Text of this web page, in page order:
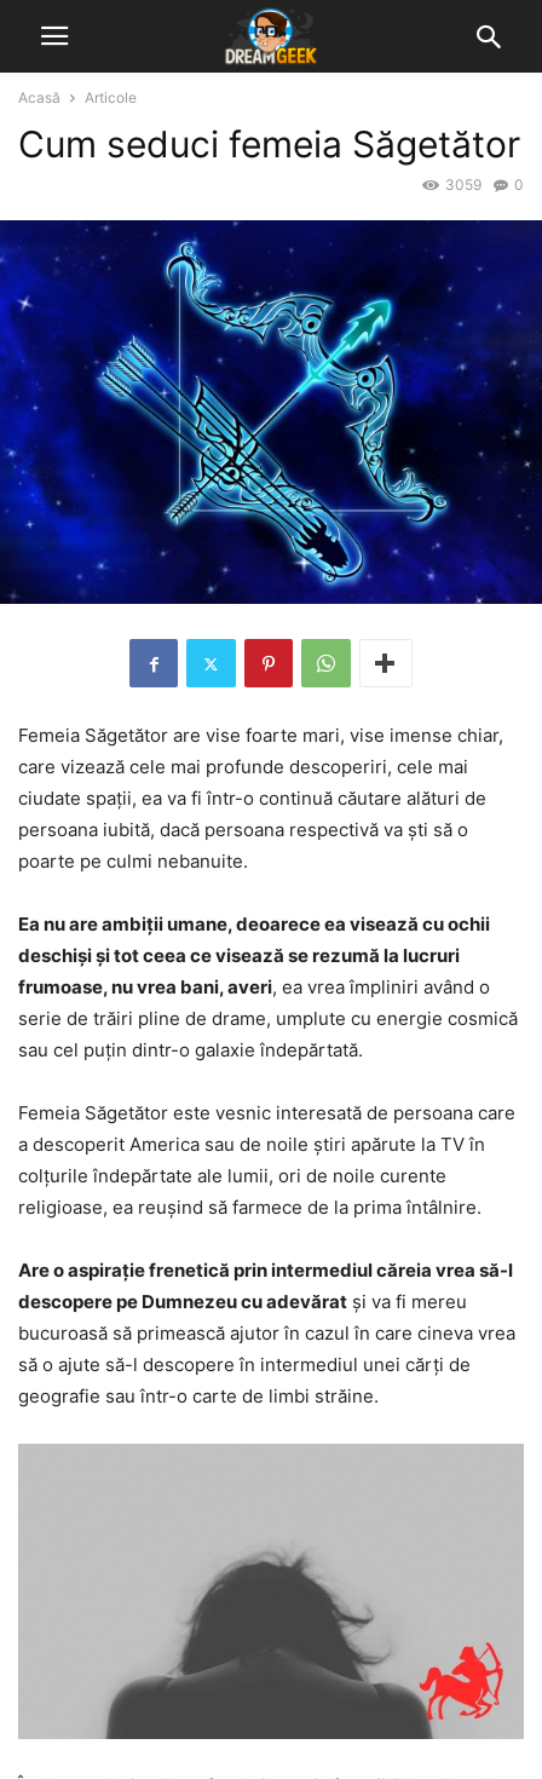
Acasă Articole
Cum seduci femeia Săgetător
0
3059
Femeia Săgetător are vise foarte mari, vise imense chiar,
care vizează cele mai profunde descoperiri, cele mai
ciudate spații, ea va fi într-o continuă căutare alături de
persoana iubită, dacă persoana respectivă va ști să o
poarte pe culmi nebanuite.
Ea nu are ambiții umane, deoarece ea visează cu ochii
deschiși și tot ceea ce visează se rezumă la lucruri
frumoase, nu vrea bani, averi, ea vrea împliniri având o
serie de trăiri pline de drame, umplute cu energie cosmică
sau cel puțin dintr-o galaxie îndepărtată.
Femeia Săgetător este vesnic interesată de persoana care
a descoperit America sau de noile știri apărute la TV în
colțurile îndepărtate ale lumii, ori de noile curente
religioase, ea reușind să farmece de la prima întâlnire.
Are o aspirație frenetică prin intermediul căreia vrea să-l
descopere pe Dumnezeu cu adevărat și va fi mereu
bucuroasă să primească ajutor în cazul în care cineva vrea
să o ajute să-l descopere în intermediul unei cărți de
geografie sau într-o carte de limbi străine.